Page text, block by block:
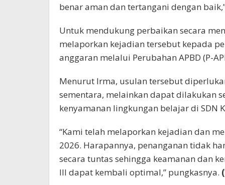
benar aman dan tertangani dengan
Untuk mendukung perbaikan secara
melaporkan kejadian tersebut kepada
anggaran melalui Perubahan APBD (P-
Menurut Irma, usulan tersebut
sementara, melainkan dapat dilakukan
kenyamanan lingkungan belajar di SDN
“Kami telah melaporkan kejadian dan
2026. Harapannya, penanganan tidak
secara tuntas sehingga keamanan dan
III dapat kembali optimal,” pungkasnya.